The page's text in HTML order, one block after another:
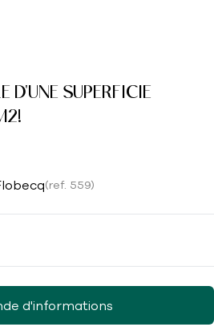
D'UNE SUPERFICIE
(ref. 559)
d'informations